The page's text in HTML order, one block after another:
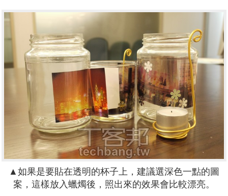
▲如果是要貼在透明的杯子上，建議選深色一點的圖
案，這樣放入蠟燭後，照出來的效果會比較漂亮。